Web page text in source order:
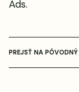
Ads.
PREJSŤ NA